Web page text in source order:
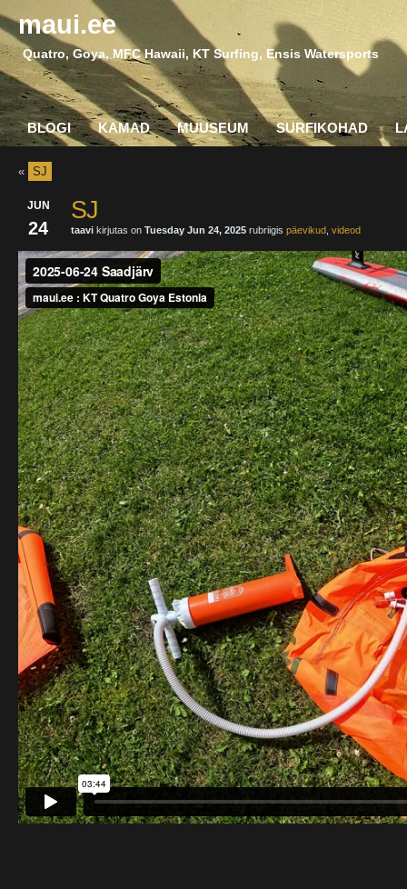
maui.ee
Quatro, Goya, MFC Hawaii, KT Surfing, Ensis Watersports
BLOGI KAMAD MUUSEUM SURFIKOHAD
« SJ
JUN
24
SJ
taavi kirjutas on Tuesday Jun 24, 2025 rubriigis päevikud videod